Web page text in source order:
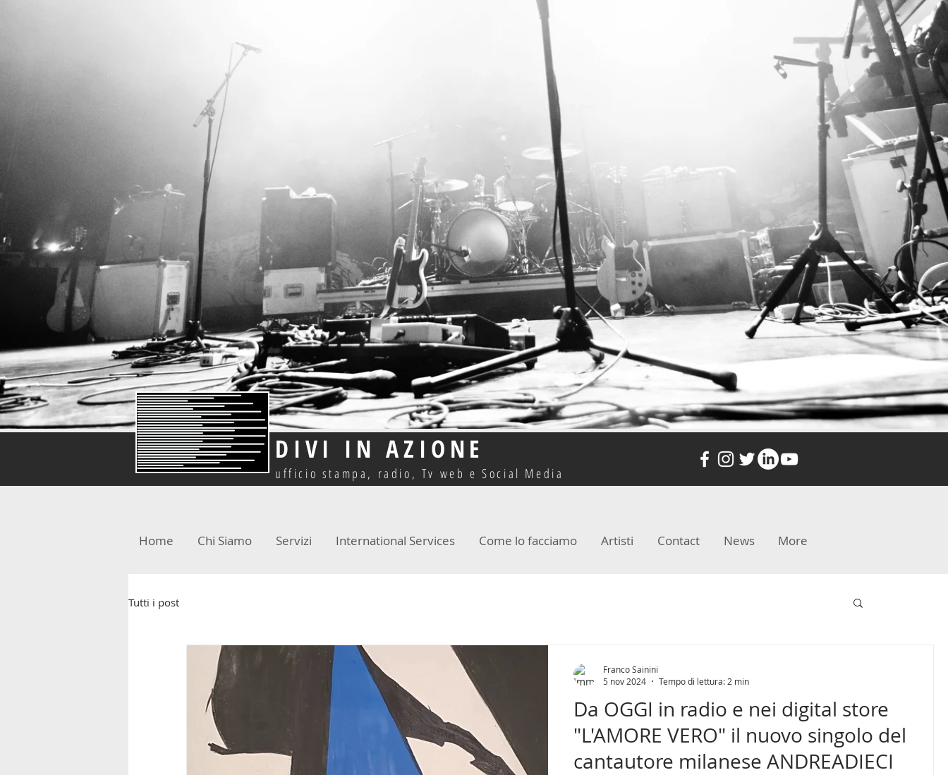
DIVI IN AZIONE
ufficio stampa, radio, Tv web e Social Media
Home Chi Siamo Servizi International Services Come lo facciamo Artisti Contact News More
Tutti i post
Da OGGI in radio e nei digital store
"L'AMORE VERO" il nuovo singolo del
cantautore milanese ANDREADIECI
Franco Sainini
5 nov 2024
Tempo di lettura: 2 min